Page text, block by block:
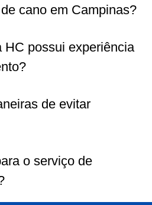
cano em Campinas?
HC possui experiência
de evitar
o serviço de